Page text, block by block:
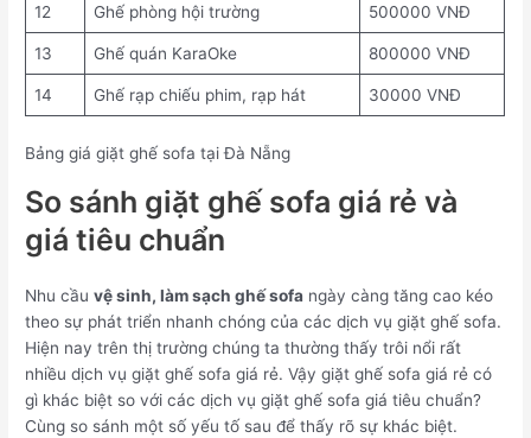
12 Ghế phòng hội trường 500000 VNĐ
13 Ghế quán KaraOke 800000 VNĐ
14 Ghế rạp chiếu phim, rạp hát 30000 VNĐ
Bảng giá giặt ghế sofa tại Đà Nẵng
So sánh giặt ghế sofa giá rẻ và
giá tiêu chuẩn
Nhu cầuvệ sinh, làm sạch ghế sofa ngày càng tăng cao kéo
theo sự phát triển nhanh chóng của các dịch vụ giặt ghế sofa.
Hiện nay trên thị trường chúng ta thường thấy trôi nổi rất
nhiều dịch vụ giặt ghế sofa giá rẻ. Vậy giặt ghế sofa giá rẻ có
gì khác biệt so với các dịch vụ giặt ghế sofa giá tiêu chuẩn?
Cùng so sánh một số yếu tố sau để thấy rõ sự khác biệt.